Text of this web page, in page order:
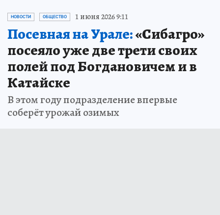
НОВОСТИ ОБЩЕСТВО 1 июня 2026 9:11
Посевная на Урале:«Сибагро»
посеяло уже две трети своих
полей под Богдановичем и в
Катайске
В этом году подразделение впервые
соберёт урожай озимых